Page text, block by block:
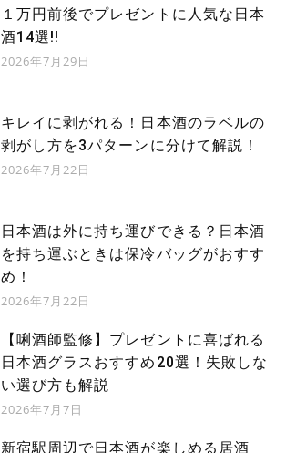
１万円前後でプレゼントに人気な日本
酒14選!!
2026年7月29日
キレイに剥がれる！日本酒のラベルの
剥がし方を3パターンに分けて解説！
2026年7月22日
日本酒は外に持ち運びできる？日本酒
を持ち運ぶときは保冷バッグがおすす
め！
2026年7月22日
【唎酒師監修】プレゼントに喜ばれる
日本酒グラスおすすめ20選！失敗しな
い選び方も解説
2026年7月7日
新宿駅周辺で日本酒が楽しめる居酒